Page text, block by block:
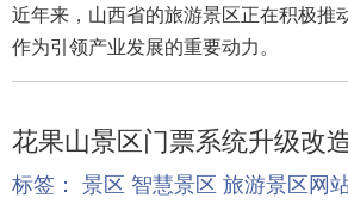
近年来，山西省的旅游景区正在积极推
作为引领产业发展的重要动力。
花果山景区门票系统升级改
标签： 景区 智慧景区 旅游景区网